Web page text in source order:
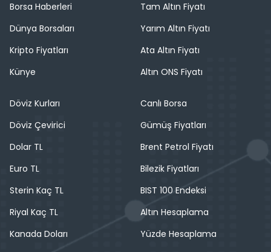
Borsa Haberleri
Dünya Borsaları
Kripto Fiyatları
Künye
Tam Altın Fiyatı
Yarım Altın Fiyatı
Ata Altın Fiyatı
Altın ONS Fiyatı
Döviz Kurları
Döviz Çevirici
Dolar TL
Euro TL
Sterin Kaç TL
Riyal Kaç TL
Kanada Doları
Canlı Borsa
Gümüş Fiyatları
Brent Petrol Fiyatı
Bilezik Fiyatları
BIST 100 Endeksi
Altın Hesaplama
Yüzde Hesaplama